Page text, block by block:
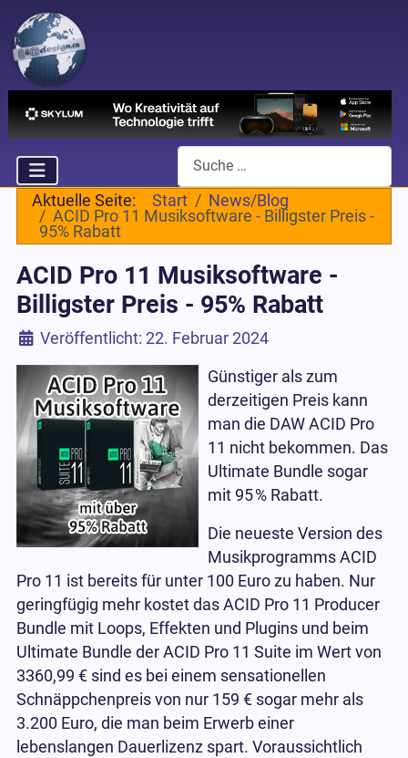
Suchen
Aktuelle Seite: Start
News/Blog
ACID Pro 11 Musiksoftware - Billigster Preis -
95% Rabatt
ACID Pro 11 Musiksoftware -
Billigster Preis - 95% Rabatt
Details
Veröffentlicht: 22. Februar 2024
Günstiger als zum
derzeitigen Preis kann
man die DAW ACID Pro
11 nicht bekommen. Das
Ultimate Bundle sogar
mit 95%Rabatt.
Die neueste Version des
Musikprogramms ACID
Pro 11 ist bereits für unter 100 Euro zu haben. Nur
geringfügig mehr kostet das ACID Pro 11 Producer
Bundle mit Loops, Effekten und Plugins und beim
Ultimate Bundle der ACID Pro 11 Suite im Wert von
3360,99 € sind es bei einem sensationellen
Schnäppchenpreis von nur 159 € sogar mehr als
3.200 Euro, die man beim Erwerb einer
lebenslangen Dauerlizenz spart. Voraussichtlich